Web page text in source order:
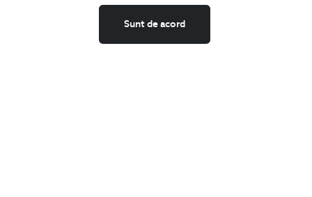
Sunt de acord